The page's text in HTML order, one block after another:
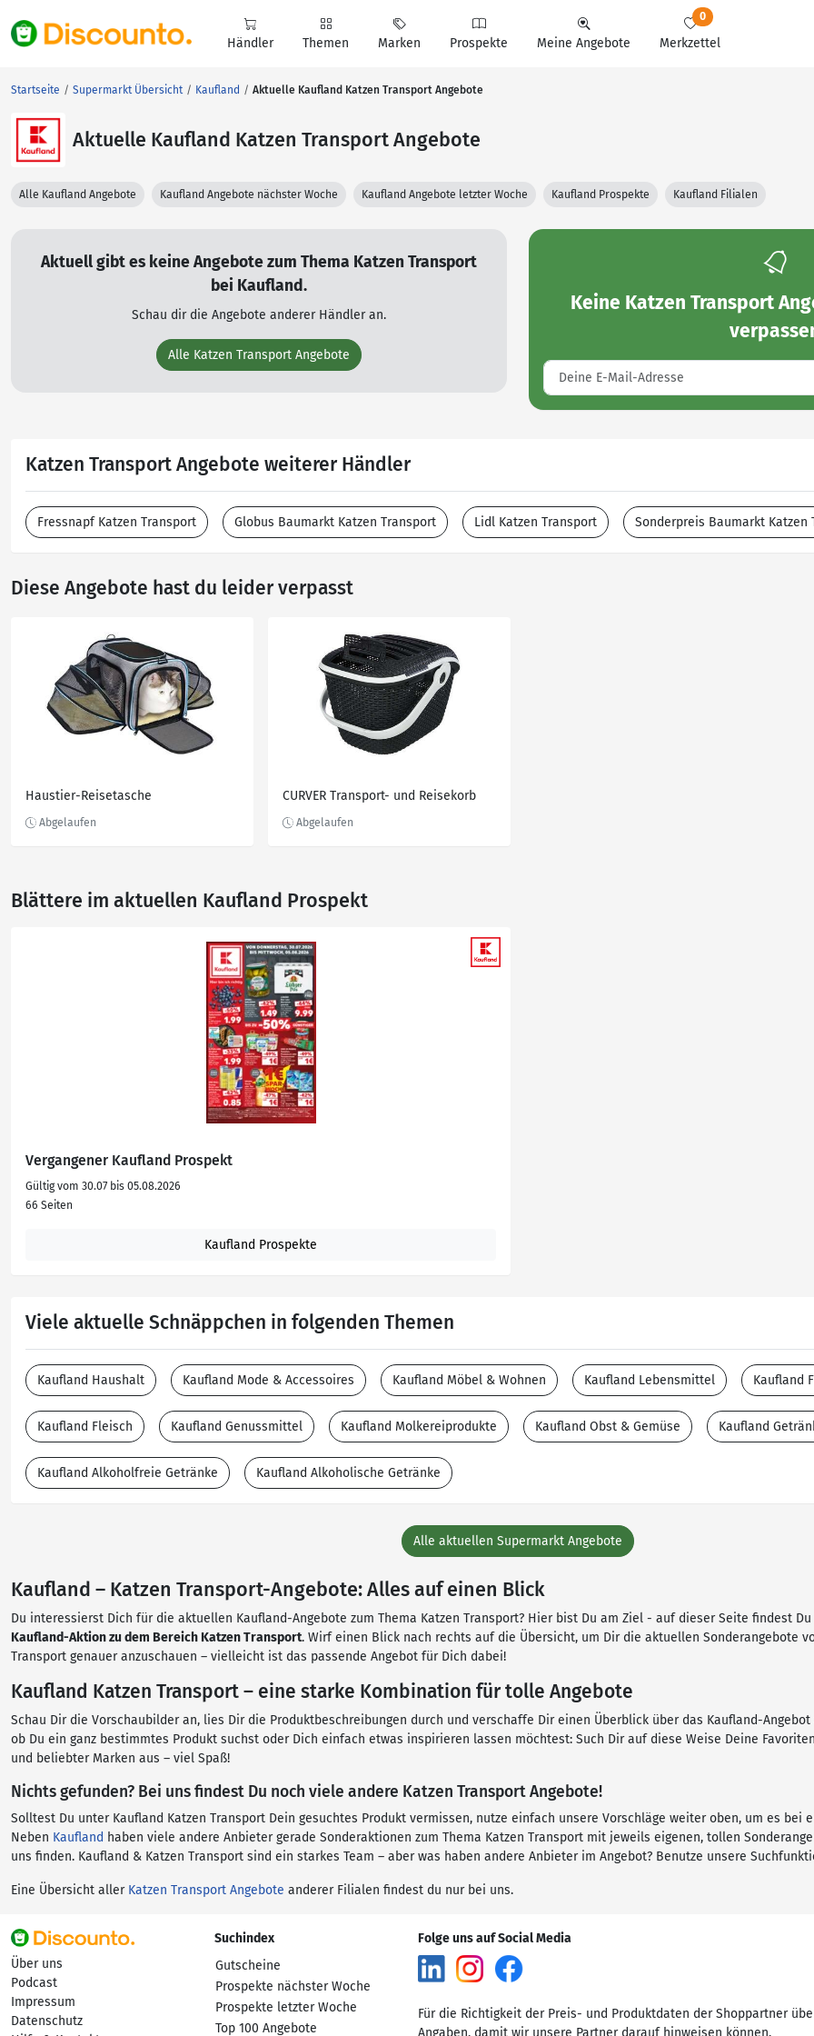
Händler Themen Marken Prospekte Meine Angebote Merkzettel
0
Startseite Supermarkt Übersicht Kaufland Aktuelle Kaufland Katzen Transport Angebote
Aktuelle Kaufland Katzen Transport Angebote
Alle Kaufland Angebote Kaufland Angebote nächster Woche Kaufland Angebote letzter Woche Kaufland Prospekte Kaufland Filialen
Aktuell gibt es keine Angebote zum Thema Katzen Transport
bei Kaufland.
Schau dir die Angebote anderer Händler an.
Alle Katzen Transport Angebote
Keine Katzen Transport
Katzen Transport Angebote weiterer Händler
Fressnapf Katzen Transport Globus Baumarkt Katzen Transport Lidl Katzen Transport Sonderpreis Baumarkt Katzen
Diese Angebote hast du leider verpasst
Haustier-Reisetasche CURVER Transport- und Reisekorb
Blättere im aktuellen Kaufland Prospekt
Vergangener Kaufland Prospekt
Gültig vom 30.07 bis 05.08.2026
66 Seiten
Kaufland Prospekte
Viele aktuelle Schnäppchen in folgenden Themen
Kaufland Haushalt Kaufland Mode & Accessoires Kaufland Möbel & Wohnen Kaufland Lebensmittel Kaufland
Kaufland Fleisch Kaufland Genussmittel Kaufland Molkereiprodukte Kaufland Obst & Gemüse Kaufland
Kaufland Alkoholfreie Getränke Kaufland Alkoholische Getränke
Alle aktuellen Supermarkt Angebote
Kaufland – Katzen Transport-Angebote: Alles auf einen Blick
Du interessierst Dich für die aktuellen Kaufland-Angebote zum Thema Katzen Transport? Hier bist Du am Ziel - auf dieser Seite findest
Kaufland-Aktion zu dem Bereich Katzen Transport. Wirf einen Blick nach rechts auf die Übersicht, um Dir die aktuellen Sonderangebote
Transport genauer anzuschauen – vielleicht ist das passende Angebot für Dich dabei!
Kaufland Katzen Transport – eine starke Kombination für tolle Angebote
Schau Dir die Vorschaubilder an, lies Dir die Produktbeschreibungen durch und verschaffe Dir einen Überblick über das Kaufland-Angebot
ob Du ein ganz bestimmtes Produkt suchst oder Dich einfach etwas inspirieren lassen möchtest: Such Dir auf diese Weise Deine
und beliebter Marken aus – viel Spaß!
Nichts gefunden? Bei uns findest Du noch viele andere Katzen Transport Angebote!
Solltest Du unter Kaufland Katzen Transport Dein gesuchtes Produkt vermissen, nutze einfach unsere Vorschläge weiter oben, um es bei
Neben Kaufland haben viele andere Anbieter gerade Sonderaktionen zum Thema Katzen Transport mit jeweils eigenen, tollen
uns finden. Kaufland & Katzen Transport sind ein starkes Team – aber was haben andere Anbieter im Angebot? Benutze unsere
Eine Übersicht aller Katzen Transport Angebote anderer Filialen findest du nur bei uns.
Über uns
Podcast
Impressum
Datenschutz
Suchindex
Gutscheine
Prospekte nächster Woche
Prospekte letzter Woche
Top 100 Angebote
Folge uns auf Social Media
Für die Richtigkeit der Preis- und Produktdaten der Shoppartner
Angaben, damit wir unsere Partner darauf hinweisen können.